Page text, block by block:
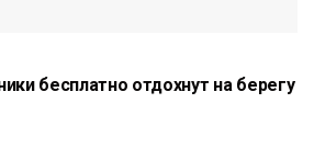
бесплатно отдохнут на берегу